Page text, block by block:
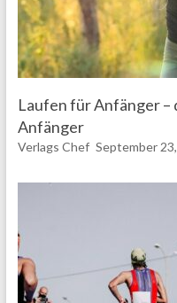
Laufen für Anfänger –
Anfänger
Verlags Chef September